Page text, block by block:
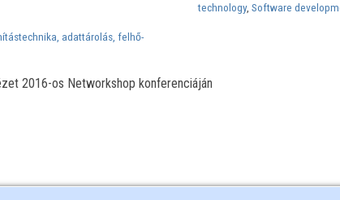
technology,Software
adattárolás, felhő-
2016-os Networkshop konferenciáján